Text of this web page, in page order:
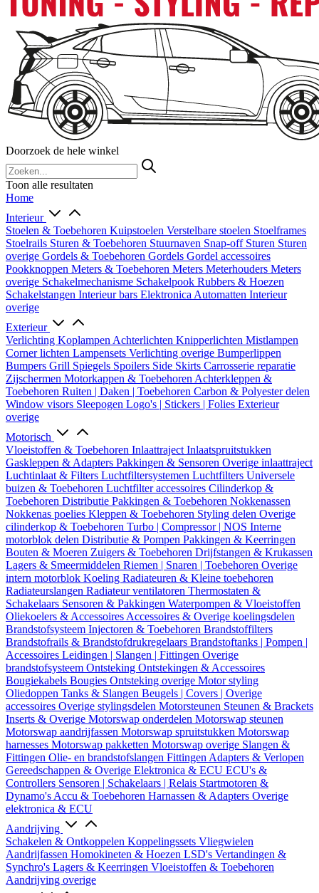
Doorzoek de hele winkel
Toon alle resultaten
Home
Interieur
Stoelen & Toebehoren Kuipstoelen Verstelbare stoelen Stoelframes
Stoelrails Sturen & Toebehoren Stuurnaven Snap-off Sturen Sturen
overige Gordels & Toebehoren Gordels Gordel accessoires
Pookknoppen Meters & Toebehoren Meters Meterhouders Meters
overige Schakelmechanisme Schakelpook Rubbers & Hoezen
Schakelstangen Interieur bars Elektronica Automatten Interieur
overige
Exterieur
Verlichting Koplampen Achterlichten Knipperlichten Mistlampen
Corner lichten Lampensets Verlichting overige Bumperlippen
Bumpers Grill Spiegels Spoilers Side Skirts Carrosserie reparatie
Zijschermen Motorkappen & Toebehoren Achterkleppen &
Toebehoren Ruiten | Daken | Toebehoren Carbon & Polyester delen
Window visors Sleepogen Logo's | Stickers | Folies Exterieur
overige
Motorisch
Vloeistoffen & Toebehoren Inlaattraject Inlaatspruitstukken
Gaskleppen & Adapters Pakkingen & Sensoren Overige inlaattraject
Luchtinlaat & Filters Luchtfiltersystemen Luchtfilters Universele
buizen & Toebehoren Luchtfilter accessoires Cilinderkop &
Toebehoren Distributie Pakkingen & Toebehoren Nokkenassen
Nokkenas poelies Kleppen & Toebehoren Styling delen Overige
cilinderkop & Toebehoren Turbo | Compressor | NOS Interne
motorblok delen Distributie & Pompen Pakkingen & Keerringen
Bouten & Moeren Zuigers & Toebehoren Drijfstangen & Krukassen
Lagers & Smeermiddelen Riemen | Snaren | Toebehoren Overige
intern motorblok Koeling Radiateuren & Kleine toebehoren
Radiateurslangen Radiateur ventilatoren Thermostaten &
Schakelaars Sensoren & Pakkingen Waterpompen & Vloeistoffen
Oliekoelers & Accessoires Accessoires & Overige koelingsdelen
Brandstofsysteem Injectoren & Toebehoren Brandstoffilters
Brandstofrails & Brandstofdrukregelaars Brandstoftanks | Pompen |
Accessoires Leidingen | Slangen | Fittingen Overige
brandstofsysteem Ontsteking Ontstekingen & Accessoires
Bougiekabels Bougies Ontsteking overige Motor styling
Oliedoppen Tanks & Slangen Beugels | Covers | Overige
accessoires Overige stylingsdelen Motorsteunen Steunen & Brackets
Inserts & Overige Motorswap onderdelen Motorswap steunen
Motorswap aandrijfassen Motorswap spruitstukken Motorswap
harnesses Motorswap pakketten Motorswap overige Slangen &
Fittingen Olie- en brandstofslangen Fittingen Adapters & Verlopen
Gereedschappen & Overige Elektronica & ECU ECU's &
Controllers Sensoren | Schakelaars | Relais Startmotoren &
Dynamo's Accu & Toebehoren Harnassen & Adapters Overige
elektronica & ECU
Aandrijving
Schakelen & Ontkoppelen Koppelingssets Vliegwielen
Aandrijfassen Homokineten & Hoezen LSD's Vertandingen &
Synchro's Lagers & Keerringen Vloeistoffen & Toebehoren
Aandrijving overige